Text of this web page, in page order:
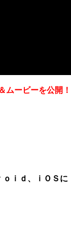
ムービーを公開！
ｉｄ、ｉＯＳに